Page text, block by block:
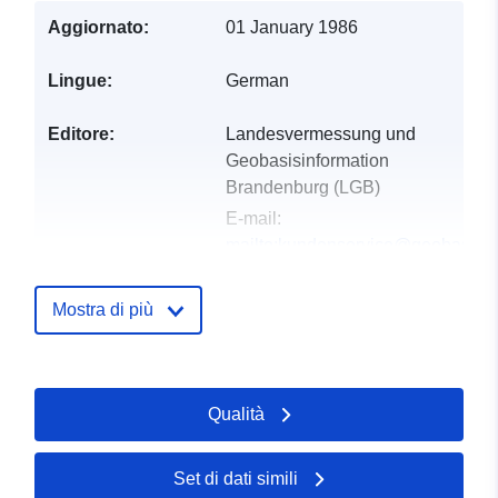
Aggiornato: 01 January 1986
Lingue: German
Editore:
Landesvermessung und
Geobasisinformation
Brandenburg (LGB)
E-mail:
Registro del
Aggiornato su data.europa.eu:
25 July 2026
Coordinate:
Mostra di più
Qualità
Set di dati simili